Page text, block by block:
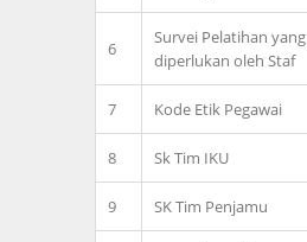
6
Survei Pelatihan yang
diperlukan oleh Staf
7 Kode Etik Pegawai
8 Sk Tim IKU
9 SK Tim Penjamu